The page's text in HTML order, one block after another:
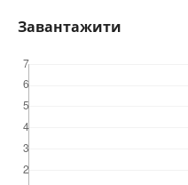
Завантажити